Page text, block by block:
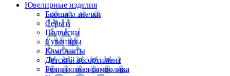
Ювелирные изделия
Броши и значки
Серьги
Подвески
Сувениры
Комплекты
Детский ассортимент
Религиозная символика